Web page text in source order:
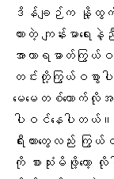
ဒိန်ချဉ်က နို့ထွ
ထားတဲ့ ကျန်းမာရ
အာဟာရဓာတ်ကြွယ်
တင်းတို့ကြွယ်ဝစွာ
မေမေတစ်ယောက်
ပါဝင်နေပါတယ်။
ရီးယားတွေလည်း ကြွ
ကို စားသုံးမိဖို့တော့